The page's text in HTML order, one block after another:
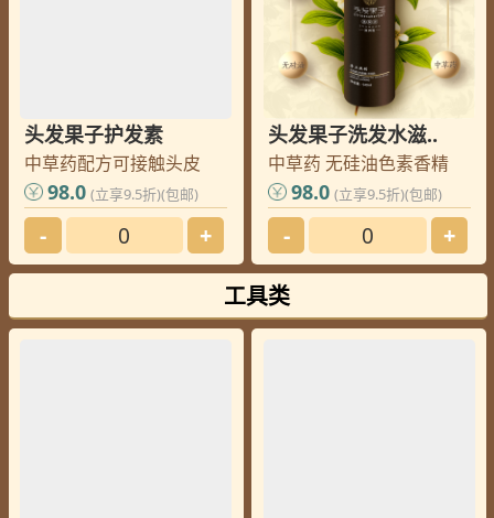
头发果子护发素
中草药配方可接触头皮
98.0 (立享9.5折)(包邮)
- +
头发果子洗发水滋..
中草药 无硅油色素香精
98.0 (立享9.5折)(包邮)
- +
工具类